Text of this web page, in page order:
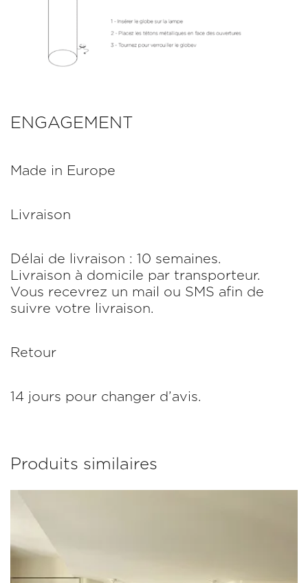
ENGAGEMENT
Made in Europe
Livraison
Délai de livraison : 10 semaines.
Livraison à domicile par transporteur.
Vous recevrez un mail ou SMS afin de
suivre votre livraison.
Retour
14 jours pour changer d’avis.
Produits similaires